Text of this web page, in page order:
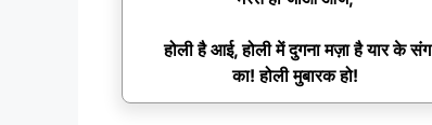
होली है आई, होली में दुगना मज़ा है यार के संग
का! होली मुबारक हो!